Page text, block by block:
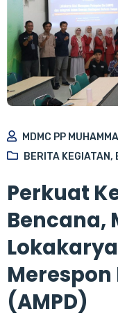
MDMC PP
BERITA KEGIATAN,
Perkuat
Bencana,
(AMPD)